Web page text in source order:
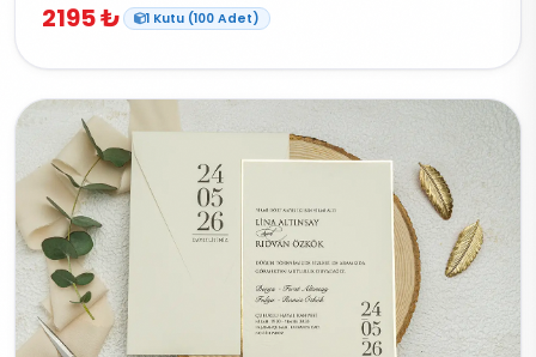
2195 ₺ 1 Kutu (100 Adet)